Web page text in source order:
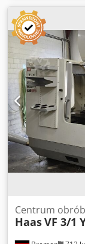
Centrum
HaasVF 3/1